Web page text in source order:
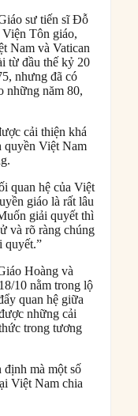
sư tiến sĩ Đỗ
Tôn giáo,
Nam và Vatican
từ đầu thế kỷ 20
nhưng đã có
những năm 80,
cải thiện khá
quyền Việt Nam
quan hệ của Việt
giáo là rất lâu
giải quyết thì
và rõ ràng chúng
quyết.”
Hoàng và
10 nằm trong lộ
quan hệ giữa
những cải
trong tương
định mà một số
Việt Nam chia